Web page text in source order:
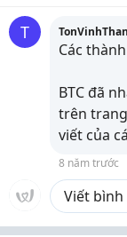
T
Các
BTC đã
trên
viết của
8 năm trước